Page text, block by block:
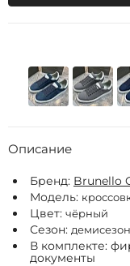
Описание
Бренд: Brunello
Модель:
Цвет: чёрный
Сезон: демисезон
В комплекте:
документы